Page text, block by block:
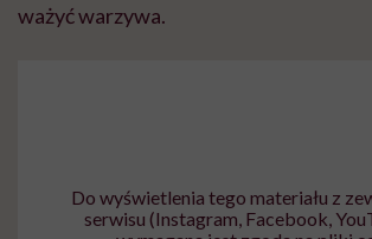
ważyć warzywa.
Do wyświetlenia tego materiału z
serwisu (Instagram, Facebook,